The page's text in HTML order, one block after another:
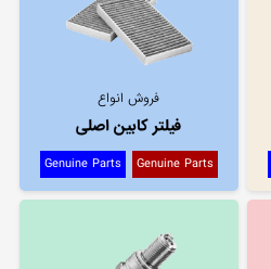
فروش انواع
فیلتر کابین اصلی
Genuine Parts
Genuine Parts